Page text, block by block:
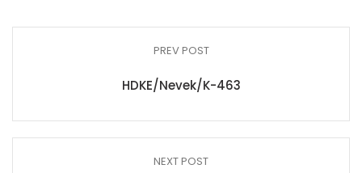
PREV POST
HDKE/Nevek/K-463
NEXT POST